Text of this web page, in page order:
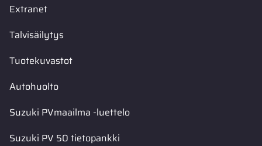
Extranet
Talvisäilytys
Tuotekuvastot
Autohuolto
Suzuki PVmaailma -luettelo
Suzuki PV 50 tietopankki